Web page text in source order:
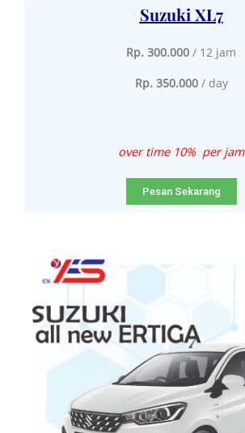
Suzuki XL7
Rp. 300.000 / 12 jam
Rp. 350.000 / day
over time 10% per jam
Pesan Sekarang